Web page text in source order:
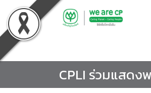
to
content
CPLI ร่วมแสดง